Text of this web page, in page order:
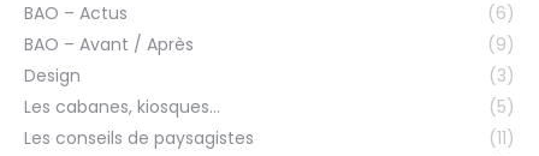
BAO – Actus
(6)
BAO – Avant / Après
(9)
Design
(3)
Les cabanes, kiosques…
(5)
Les conseils de paysagistes
(11)